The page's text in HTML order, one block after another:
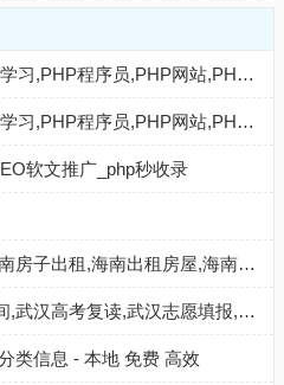
PHP教程,PHP入门教程,PHP学习,PHP程序员,PHP网站,PHP视频教程,Mysql教程,CMS教程,AI秒收录 - AI秒收录
PHP教程,PHP入门教程,PHP学习,PHP程序员,PHP网站,PHP视频教程,Mysql教程,CMS教程,AI收录网 - AI收录网
软文推广_php秒收录
海南租房网-海南房屋租赁,海南房子出租,海南出租房屋,海南房地产中介,海南个人租房信息
武汉高考信息网-武汉高考时间,武汉高考复读,武汉志愿填报,武汉高考分数线,武汉高考成绩查询
类信息 - 本地 免费 高效